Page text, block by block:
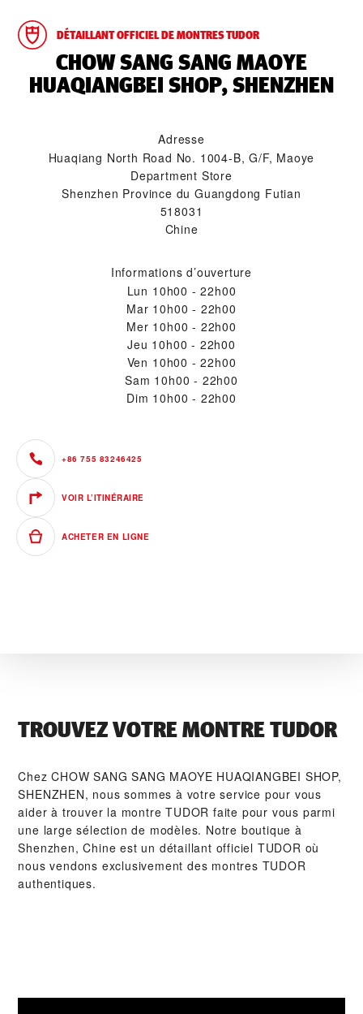
DÉTAILLANT OFFICIEL DE MONTRES TUDOR
‭CHOW SANG SANG MAOYE
HUAQIANGBEI SHOP, SHENZHEN‬
Adresse
Huaqiang North Road No. 1004-B, G/F, Maoye
Department Store
Shenzhen Province du Guangdong Futian
518031
Chine
Informations d’ouverture
Lun 10h00 - 22h00
Mar 10h00 - 22h00
Mer 10h00 - 22h00
Jeu 10h00 - 22h00
Ven 10h00 - 22h00
Sam 10h00 - 22h00
Dim 10h00 - 22h00
+86 755 83246425
VOIR L’ITINÉRAIRE
ACHETER EN LIGNE
TROUVEZ VOTRE MONTRE TUDOR
Chez ‭CHOW SANG SANG MAOYE HUAQIANGBEI SHOP,
SHENZHEN‬, nous sommes à votre service pour vous
aider à trouver la montre TUDOR faite pour vous parmi
une large sélection de modèles. Notre boutique à
Shenzhen, Chine est un détaillant officiel TUDOR où
nous vendons exclusivement des montres TUDOR
authentiques.